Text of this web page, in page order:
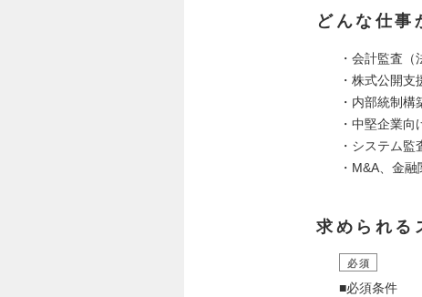
どんな仕事
・会計監査
・株式公開
・内部統制構
・中堅企業
・システム
・M&A、金
求められる
必須
■必須条件